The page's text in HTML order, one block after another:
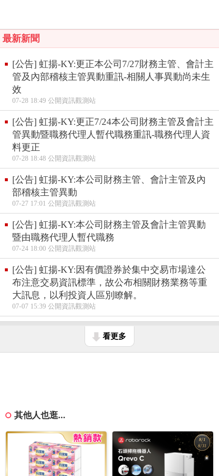
最新新聞
[公告] 虹揚-KY:更正本公司7/27財務主管、會計主
管及內部稽核主管異動重訊-相關人事異動尚未生
效
07-28 18:49 公開資訊觀測站
[公告] 虹揚-KY:更正7/24本公司財務主管及會計主
管異動暨職務代理人暫代職務重訊-職務代理人資
料更正
07-28 18:48 公開資訊觀測站
[公告] 虹揚-KY:本公司財務主管、會計主管及內
部稽核主管異動
07-27 17:01 公開資訊觀測站
[公告] 虹揚-KY:本公司財務主管及會計主管異動
暨由職務代理人暫代職務
07-24 18:00 公開資訊觀測站
[公告] 虹揚-KY:因有價證券於集中交易市場達公
布注意交易資訊標準，故公布相關財務業務等重
大訊息，以利投資人區別瞭解。
07-07 15:39 公開資訊觀測站
看更多
其他人也逛...